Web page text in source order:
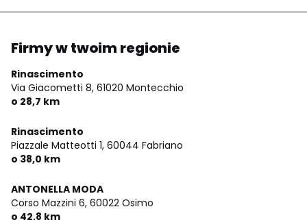
Firmy w twoim regionie
Rinascimento
Via Giacometti 8, 61020 Montecchio
o 28,7 km
Rinascimento
Piazzale Matteotti 1, 60044 Fabriano
o 38,0 km
ANTONELLA MODA
Corso Mazzini 6, 60022 Osimo
o 42,8 km